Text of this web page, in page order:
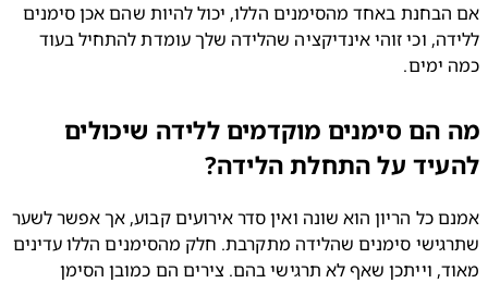
אם הבחנת באחד מהסימנים הללו, יכול להיות שהם אכן סימנים
ללידה, וכי זוהי אינדיקציה שהלידה שלך עומדת להתחיל בעוד
ימים.
הם סימנים מוקדמים ללידה שיכולים
על התחלת הלידה?
אמנם כל הריון הוא שונה ואין סדר אירועים קבוע, אך אפשר לשער
שתרגישי סימנים שהלידה מתקרבת. חלק מהסימנים הללו עדינים
מאוד, וייתכן שאף לא תרגישי בהם. צירים הם כמובן הסימן